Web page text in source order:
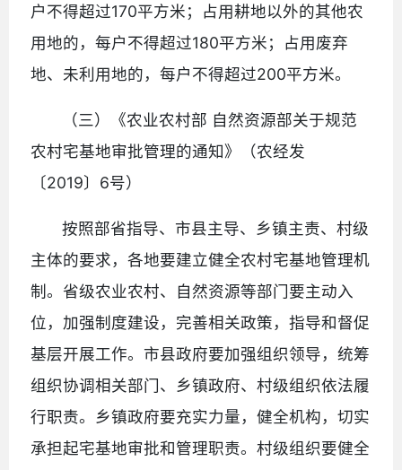
户不得超过170平方米；占用耕地以外的其他农
用地的，每户不得超过180平方米；占用废弃
地、未利用地的，每户不得超过200平方米。
（三）《农业农村部 自然资源部关于规范
农村宅基地审批管理的通知》（农经发
〔2019〕6号）
按照部省指导、市县主导、乡镇主责、村级
主体的要求，各地要建立健全农村宅基地管理机
制。省级农业农村、自然资源等部门要主动入
位，加强制度建设，完善相关政策，指导和督促
基层开展工作。市县政府要加强组织领导，统筹
组织协调相关部门、乡镇政府、村级组织依法履
行职责。乡镇政府要充实力量，健全机构，切实
承担起宅基地审批和管理职责。村级组织要健全